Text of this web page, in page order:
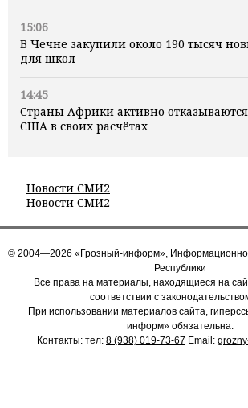
15:06
В Чечне закупили около 190 тысяч
для школ
14:45
Страны Африки активно
США в своих расчётах
Новости СМИ2
Новости СМИ2
© 2004—2026 «Грозный-информ», Информационное
Республики
Все права на материалы, находящиеся на
соответствии с
При использовании материалов сайта,
информ» обязательна.
Контакты: тел: 8 (938) 019-73-67 Email: